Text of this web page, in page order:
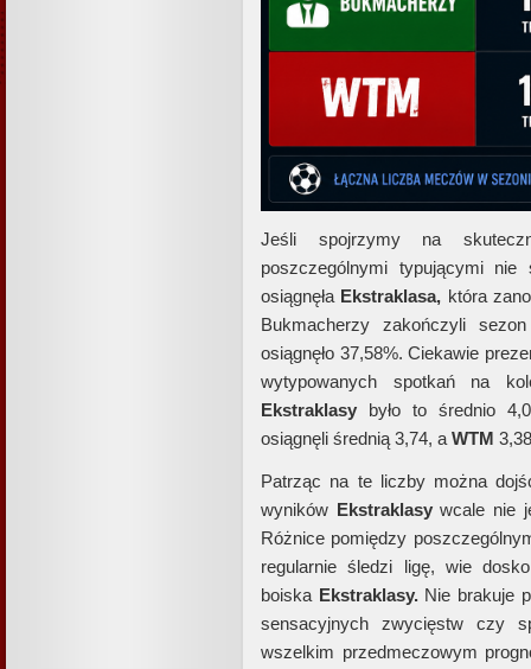
Jeśli spojrzymy na
poszczególnymi typującymi
osiągnęła Ekstraklasa, która
Bukmacherzy zakończyli
osiągnęło 37,58%. Ciekawie
wytypowanych spotkań na
Ekstraklasy było to średnio
osiągnęli średnią 3,74, a WTM
Patrząc na te liczby można
wyników Ekstraklasywcale nie
Różnice pomiędzy
regularnie śledzi ligę, wie
boiska Ekstraklasy.Nie brakuje
sensacyjnych zwycięstw czy
wszelkim przedmeczowym